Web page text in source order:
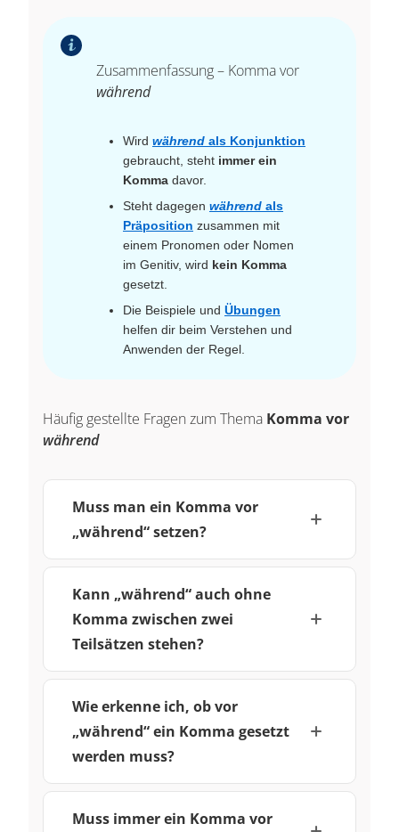
Zusammenfassung – Komma vor
während
Wird während als Konjunktion
gebraucht, steht immer ein
Komma davor.
Steht dagegen während als
Präposition zusammen mit
einem Pronomen oder Nomen
im Genitiv, wird kein Komma
gesetzt.
Die Beispiele und Übungen
helfen dir beim Verstehen und
Anwenden der Regel.
Häufig gestellte Fragen zum Thema Komma vor
während
Muss man ein Komma vor
„während“ setzen?
Kann „während“ auch ohne
Komma zwischen zwei
Teilsätzen stehen?
Wie erkenne ich, ob vor
„während“ ein Komma gesetzt
werden muss?
Muss immer ein Komma vor